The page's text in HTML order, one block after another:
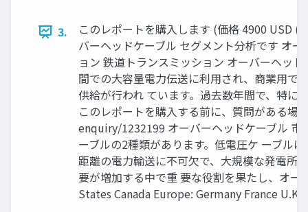
3.
このレポートを購入します (価格 4900
バーヘッドケーブル セグメント分析です オ
ョン 鉄道トランスミッション オーバーヘッ
間での大容量電力伝送に利用され、商業用で
供給が行われ ています。過去数年間で、特に
このレポートを購入する前に、質問がある
enquiry/1232199 オーバーヘッドケーブル 市
ーブルの2種類があります。低電圧ケ ーブル
距離の電力輸送に不可欠で、大規模な発電所
要が増加する中で重 要な役割を果たし、オ
States Canada Europe: Germany France